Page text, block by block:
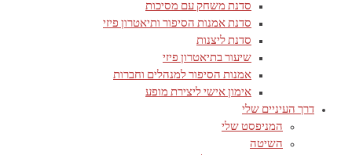
סדנת משחק עם מסיכות
סדנת אמנות הסיפור ותיאטרון פיזי
סדנת ליצנות
שיעור בתיאטרון פיזי
אמנות הסיפור למנהלים וחברות
אימון אישי ליצירת מופע
דרך העיניים שלי
המניפסט שלי
השיטה